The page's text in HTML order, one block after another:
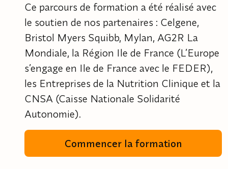
Ce parcours de formation a été réalisé avec
le soutien de nos partenaires : Celgene,
Bristol Myers Squibb, Mylan, AG2R La
Mondiale, la Région Ile de France (L’Europe
s’engage en Ile de France avec le FEDER),
les Entreprises de la Nutrition Clinique et la
CNSA (Caisse Nationale Solidarité
Autonomie).
Commencer la formation